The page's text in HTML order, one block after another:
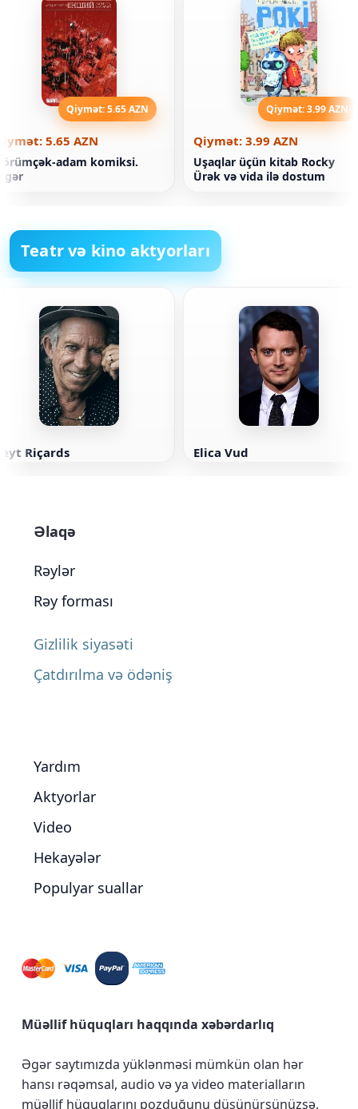
Qiymət: 5.65 AZN
5.65 AZN
adam komiksi.
Qiymət: 3.99 AZN
Qiymət: 3.99 AZN
Uşaqlar üçün kitab Rocky
Ürək və vida ilə dostum
Teatr və kino aktyorları
Riçards Elica Vud
Əlaqə
Rəylər
Rəy forması
Gizlilik siyasəti
Çatdırılma və ödəniş
Yardım
Aktyorlar
Video
Hekayələr
Populyar suallar
Müəllif hüquqları haqqında xəbərdarlıq
Əgər saytımızda yüklənməsi mümkün olan hər
hansı rəqəmsal, audio və ya video materialların
müəllif hüquqlarını pozduğunu düşünürsünüzsə,